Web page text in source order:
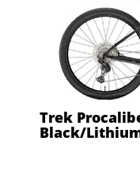
Trek
Black/